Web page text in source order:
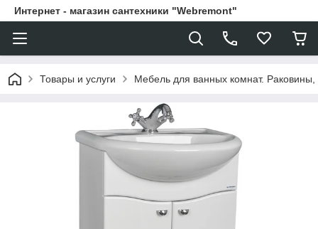
Интернет - магазин сантехники "Webremont"
Товары и услуги Мебель для ванных комнат.